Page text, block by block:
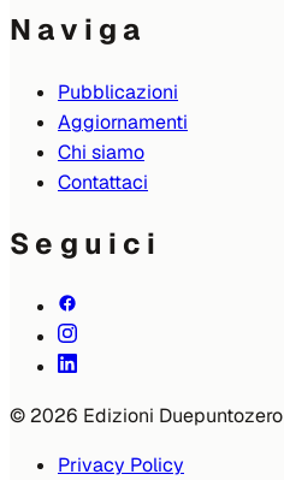
Naviga
Pubblicazioni
Aggiornamenti
Chi siamo
Contattaci
Seguici
© 2026 Edizioni Duepuntozero
Privacy Policy